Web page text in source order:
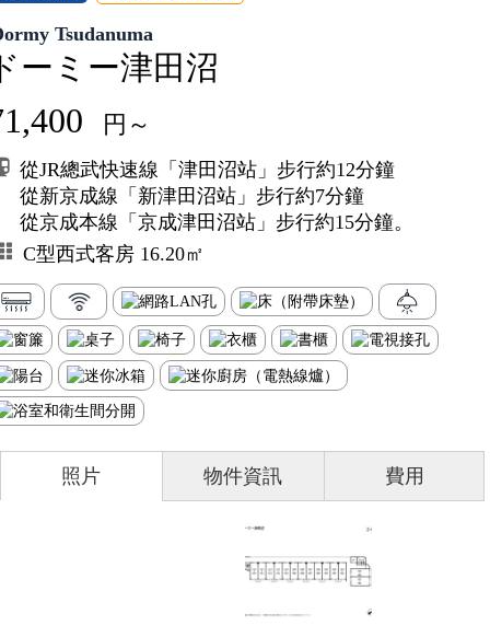
Tsudanuma
ーミー津田沼
円～
從JR總武快速線「津田沼站」步行約12分鐘
從新京成線「新津田沼站」步行約7分鐘
從京成本線「京成津田沼站」步行約15分鐘。
C型西式客房 16.20㎡
照片 物件資訊 費用